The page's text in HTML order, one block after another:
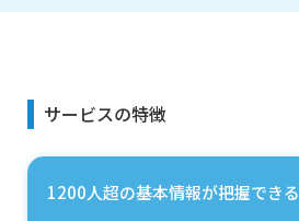
サービスの特徴
1200人超の基本情報が把握できる